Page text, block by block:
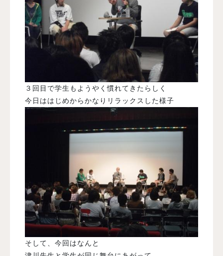
訪問者別メニュー
３回目で学生もようやく慣れてきたらしく
今日ははじめからかなりリラックスした様子
そして、今回はなんと